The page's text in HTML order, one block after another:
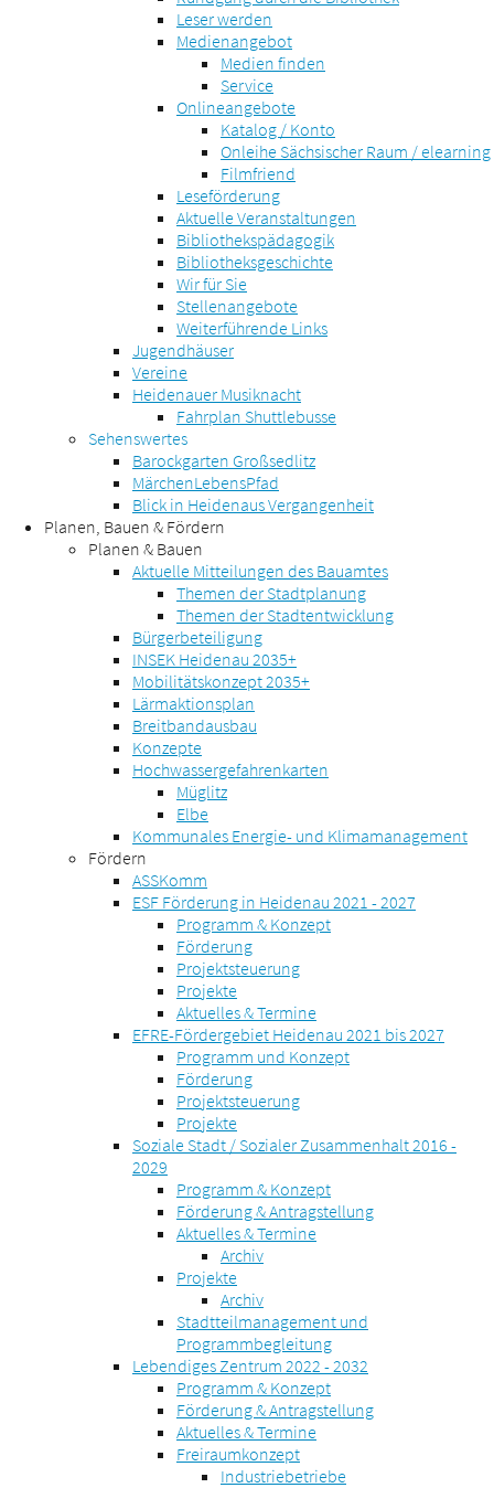
Leser werden
Medienangebot
Medien finden
Service
Onlineangebote
Katalog / Konto
Onleihe Sächsischer Raum / elearning
Filmfriend
Leseförderung
Aktuelle Veranstaltungen
Bibliothekspädagogik
Bibliotheksgeschichte
Wir für Sie
Stellenangebote
Weiterführende Links
Jugendhäuser
Vereine
Heidenauer Musiknacht
Fahrplan Shuttlebusse
Sehenswertes
Barockgarten Großsedlitz
MärchenLebensPfad
Blick in Heidenaus Vergangenheit
Planen, Bauen & Fördern
Planen & Bauen
Aktuelle Mitteilungen des Bauamtes
Themen der Stadtplanung
Themen der Stadtentwicklung
Bürgerbeteiligung
INSEK Heidenau 2035+
Mobilitätskonzept 2035+
Lärmaktionsplan
Breitbandausbau
Konzepte
Hochwassergefahrenkarten
Müglitz
Elbe
Kommunales Energie- und Klimamanagement
Fördern
ASSKomm
ESF Förderung in Heidenau 2021 - 2027
Programm & Konzept
Förderung
Projektsteuerung
Projekte
Aktuelles & Termine
EFRE-Fördergebiet Heidenau 2021 bis 2027
Programm und Konzept
Förderung
Projektsteuerung
Projekte
Soziale Stadt / Sozialer Zusammenhalt 2016 -
2029
Programm & Konzept
Förderung & Antragstellung
Aktuelles & Termine
Archiv
Projekte
Archiv
Stadtteilmanagement und
Programmbegleitung
Lebendiges Zentrum 2022 - 2032
Programm & Konzept
Förderung & Antragstellung
Aktuelles & Termine
Freiraumkonzept
Industriebetriebe